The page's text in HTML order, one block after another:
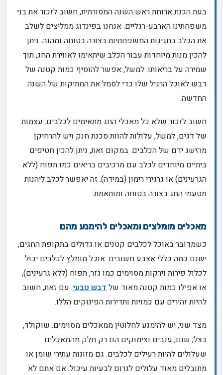
בעת הכנת ארוחת ראש השנה המסורתית, חשוב לזכור את בני
משפחתינו הארבע-רגליים. אנחנו בפינדוג ממליצים לשלב
את הכלב בחגיגות המשפחתיות בצורה בטוחה ומהנה. ניתן
להכין מנות מיוחדות עבור הכלב שיתאימו לאווירת החג, תוך
שמירה על בריאותו. למשל, אפשר להוסיף כמות קטנה של
דבש לאוכל הרגיל שלו כדי לסמל את המתיקות של השנה
החדשה.
חשוב לזכור שלא כל מאכלי החג מתאימים לכלבים. עצמות
של דגים, למשל, עלולות להוות סכנת חנק ויש להרחיקן
מהישג ידם של הכלבים. במקום זאת, ניתן להכין חטיפים
ביתיים מיוחדים לכלב עם מרכיבים בריאים כמו תפוח (ללא
הגרעינים) או גרגירי רימון (במידה). זה יאפשר לכלב ליהנות
מטעמי החג בצורה בטוחה ומותאמת.
מאכלים מומלצים ומאכלים להימנע מהם
כשמדובר באוכל לכלבים קטנים או גדולים בתקופת החגים,
ישנם כמה כללי אצבע חשובים. אוכל מומלץ לכלבים יכול
לכלול פירות וירקות מסוימים כמו גזר, תפוח (ללא גרעינים),
או אפילו כמות קטנה מאוד שלדבש טבעי. עם זאת, חשוב
להיות זהירים עם כמויות ותדירות הפינוקים הללו.
מצד שני, יש להימנע לחלוטין ממאכלים מסוימים. שוקולד,
בצל, שום, ענבים וצימוקים הם רק חלק מהמאכלים
שעלולים להיות רעילים לכלבים. גם מזונות עתירי שומן או
מתובלים מאוד עלולים לגרום לבעיות עיכול. אם אתם לא